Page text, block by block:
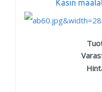
Käsin